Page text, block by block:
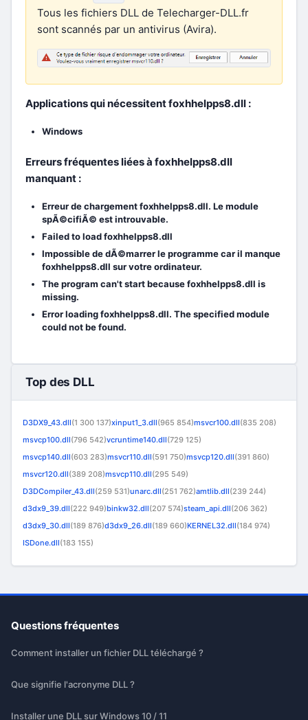
Tous les fichiers DLL de Telecharger-DLL.fr
sont scannés par un antivirus (Avira).
Applications qui nécessitent foxhhelpps8.dll :
Windows
Erreurs fréquentes liées à foxhhelpps8.dll
manquant :
Erreur de chargement foxhhelpps8.dll. Le module
spÃ©cifiÃ© est introuvable.
Failed to load foxhhelpps8.dll
Impossible de dÃ©marrer le programme car il manque
foxhhelpps8.dll sur votre ordinateur.
The program can't start because foxhhelpps8.dll is
missing.
Error loading foxhhelpps8.dll. The specified module
could not be found.
Top des DLL
D3DX9_43.dll(1 300 137)xinput1_3.dll(965 854)msvcr100.dll(835 208)
msvcp100.dll(796 542)vcruntime140.dll(729 125)
msvcp140.dll(603 283)msvcr110.dll(591 750)msvcp120.dll(391 860)
msvcr120.dll(389 208)msvcp110.dll(295 549)
D3DCompiler_43.dll(259 531)unarc.dll(251 762)amtlib.dll(239 244)
d3dx9_39.dll(222 949)binkw32.dll(207 574)steam_api.dll(206 362)
d3dx9_30.dll(189 876)d3dx9_26.dll(189 660)KERNEL32.dll(184 974)
ISDone.dll(183 155)
Questions fréquentes
Comment installer un fichier DLL téléchargé ?
Que signifie l'acronyme DLL ?
Installer une DLL sur Windows 10 / 11